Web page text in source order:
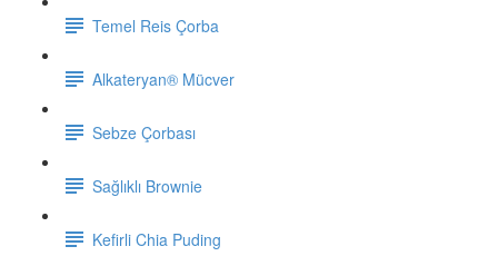
Temel Reis Çorba
Alkateryan® Mücver
Sebze Çorbası
Sağlıklı Brownie
Kefirli Chia Puding